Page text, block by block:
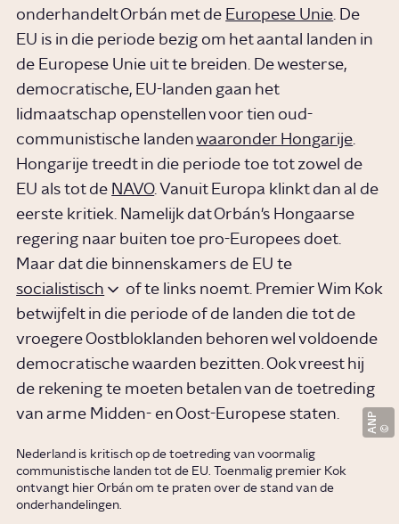
onderhandelt Orbán met de Europese Unie. De
EU is in die periode bezig om het aantal landen in
de Europese Unie uit te breiden. De westerse,
democratische, EU-landen gaan het
lidmaatschap openstellen voor tien oud-
communistische landenwaaronder Hongarije.
Hongarije treedt in die periode toe tot zowel de
EU als tot de NAVO. Vanuit Europa klinkt dan al de
eerste kritiek. Namelijk dat Orbán's Hongaarse
regering naar buiten toe pro-Europees doet.
Maar dat die binnenskamers de EU te
socialistisch
of te links noemt. Premier Wim Kok
betwijfelt in die periode of de landen die tot de
vroegere Oostbloklanden behoren wel voldoende
democratische waarden bezitten. Ook vreest hij
de rekening te moeten betalen van de toetreding
van arme Midden- en Oost-Europese staten.
ANP
Nederland is kritisch op de toetreding van voormalig
communistische landen tot de EU. Toenmalig premier Kok
ontvangt hier Orbán om te praten over de stand van de
onderhandelingen.